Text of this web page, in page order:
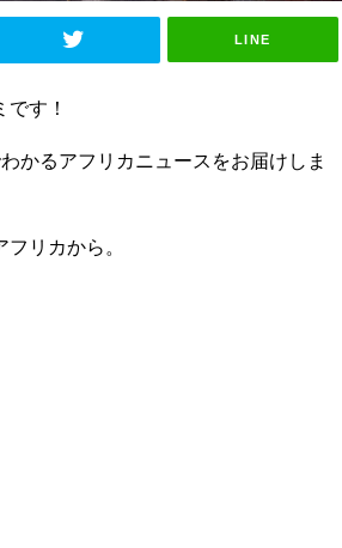
LINE
です！
かるアフリカニュースをお届けしま
リカから。